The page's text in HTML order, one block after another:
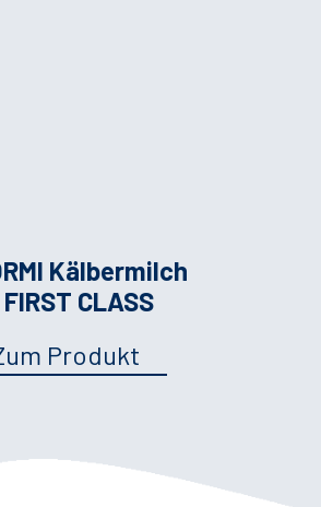
Kälbermilch
FIRST CLASS
Produkt